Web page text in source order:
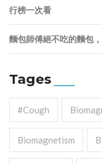
行榜一次看
麵包師傅絕不吃的麵包
Tages
#cough
Biomagnetism